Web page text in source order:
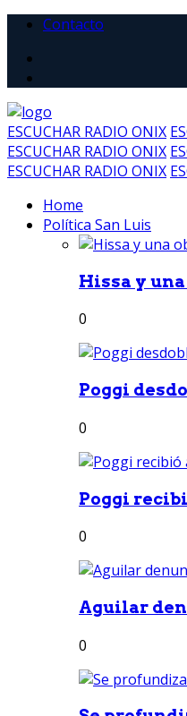
Contacto
ESCUCHAR RADIO ONIX
ESCUCHAR RADIO ONIX
ESCUCHAR RADIO ONIX
Home
Política San Luis
Hissa y
0
Poggi
0
Poggi
0
Aguilar
0